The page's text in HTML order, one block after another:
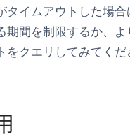
タイムアウトした場
期間を制限するか、
をクエリしてみてくだ